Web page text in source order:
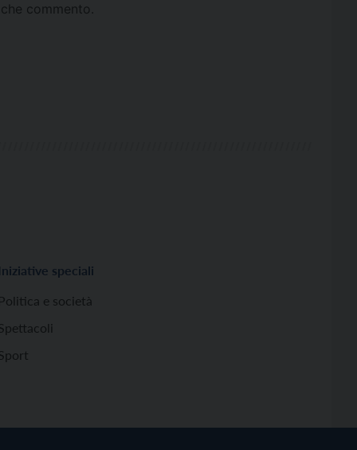
commento.
Iniziative speciali
Politica e società